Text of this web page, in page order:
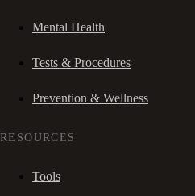
Mental Health
Tests & Procedures
Prevention & Wellness
RESOURCES
Tools